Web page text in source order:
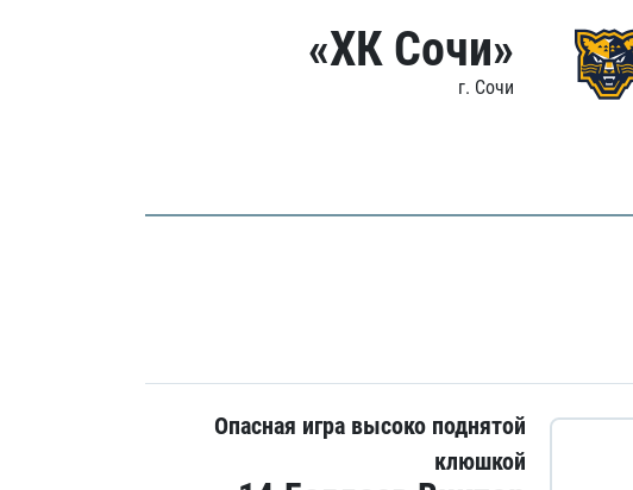
«ХК Сочи»
г. Сочи
Опасная игра высоко поднятой
клюшкой